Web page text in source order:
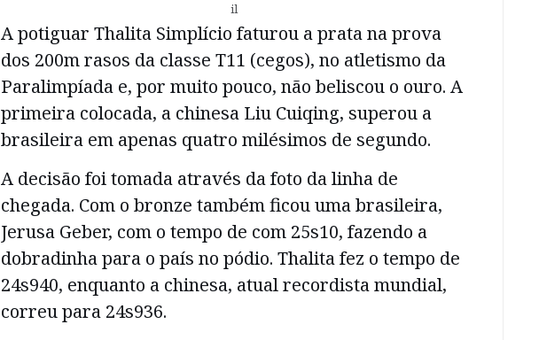
il
A potiguar Thalita Simplício faturou a prata na prova
dos 200m rasos da classe T11 (cegos), no atletismo da
Paralimpíada e, por muito pouco, não beliscou o ouro. A
primeira colocada, a chinesa Liu Cuiqing, superou a
brasileira em apenas quatro milésimos de segundo.
A decisão foi tomada através da foto da linha de
chegada. Com o bronze também ficou uma brasileira,
Jerusa Geber, com o tempo de com 25s10, fazendo a
dobradinha para o país no pódio. Thalita fez o tempo de
24s940, enquanto a chinesa, atual recordista mundial,
correu para 24s936.